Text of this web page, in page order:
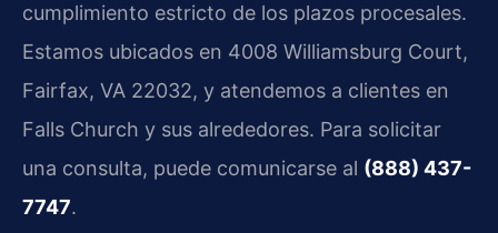
cumplimiento estricto de los plazos procesales.
Estamos ubicados en 4008 Williamsburg Court,
Fairfax, VA 22032, y atendemos a clientes en
Falls Church y sus alrededores. Para solicitar
una consulta, puede comunicarse al (888) 437-
7747.